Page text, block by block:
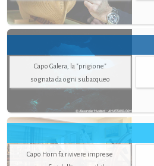
Capo Galera, la "prigione"
sognata da ogni subacqueo
Capo Horn fa rivivere imprese